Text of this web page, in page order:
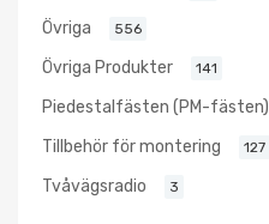
Övriga 556
Övriga Produkter 141
Piedestalfästen (PM-fästen)
Tillbehör för montering 127
Tvåvägsradio 3